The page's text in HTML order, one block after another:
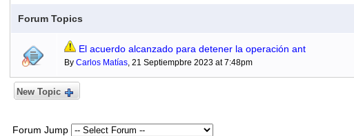
Forum Topics
El acuerdo alcanzado para detener la operación ant
By Carlos Matías, 21 Septiempbre 2023 at 7:48pm
New Topic
Forum Jump